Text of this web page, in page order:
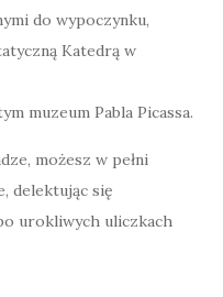
do wypoczynku,
Katedrą w
muzeum Pabla Picassa.
możesz w pełni
delektując się
urokliwych uliczkach